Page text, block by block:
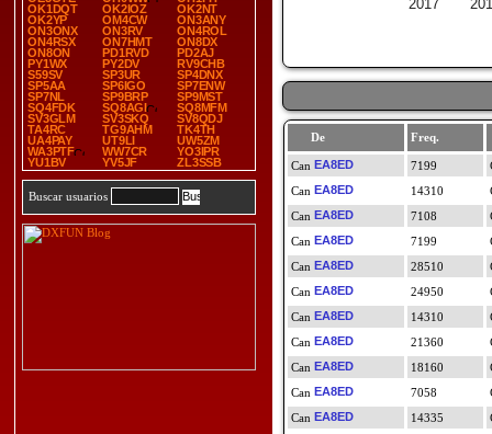
OK1DQT
OK2IOZ
OK2NT
OK2YP
OM4CW
ON3ANY
ON3ONX
ON3RV
ON4ROL
ON4RSX
ON7HMT
ON8DX
ON8ON
PD1RVD
PD2AJ
PY1WX
PY2DV
RV9CHB
S59SV
SP3UR
SP4DNX
SP5AA
SP6IGO
SP7ENW
SP7NL
SP9BRP
SP9MST
SQ4FDK
SQ8AGI
SQ8MFM
SV3GLM
SV3SKQ
SV8QDJ
TA4RC
TG9AHM
TK4TH
UA4PAY
UT9LI
UW5ZM
WA3PTF
WW7CR
YO3IPR
YU1BV
YV5JF ZL3SSB
Buscar usuarios
2017
De Freq.
EA8ED
7199
EA8ED
14310
EA8ED
7108
EA8ED
7199
EA8ED
28510
EA8ED
24950
EA8ED
14310
EA8ED
21360
EA8ED
18160
EA8ED
7058
EA8ED
14335